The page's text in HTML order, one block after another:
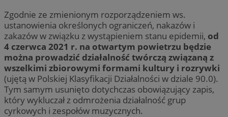
Zgodnie ze zmienionym rozporządzeniem ws.
ustanowienia określonych ograniczeń, nakazów i
zakazów w związku z wystąpieniem stanu epidemii, od
4 czerwca 2021 r. na otwartym powietrzu będzie
można prowadzić działalność twórczą związaną z
wszelkimi zbiorowymi formami kultury i rozrywki
(ujętą w Polskiej Klasyfikacji Działalności w dziale 90.0).
Tym samym usunięto dotychczas obowiązujący zapis,
który wykluczał z odmrożenia działalność grup
cyrkowych i zespołów muzycznych.